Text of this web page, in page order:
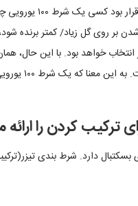
همه اینها با مبلغ پرداختی
بر روی گل زیاد/ کمتر برنده
یورو) بر اساس احتمالات -۱۱۰ / ۱٫۹۰۹ برای هر انتخاب
کردن را
بسکتبال دارد. شرط بندی